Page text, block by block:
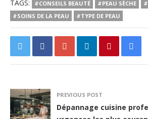
TAGS: #CONSEILS BEAUTÉ #PEAU SÈCHE
#SOINS DE LA PEAU
#TYPE DE PEAU
PREVIOUS POST
Dépannage cuisine